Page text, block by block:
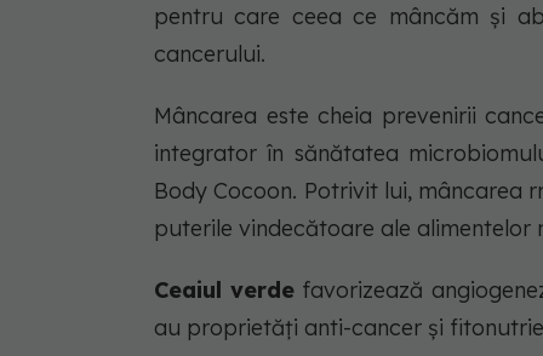
pentru care ceea ce mâncăm și
cancerului.
Mâncarea este cheia prevenirii
integrator în sănătatea
Body Cocoon. Potrivit lui, mâncarea
puterile vindecătoare ale
Ceaiul verde favorizează
au proprietăți anti-cancer și